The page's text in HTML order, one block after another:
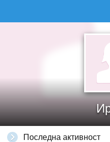
Последна активност